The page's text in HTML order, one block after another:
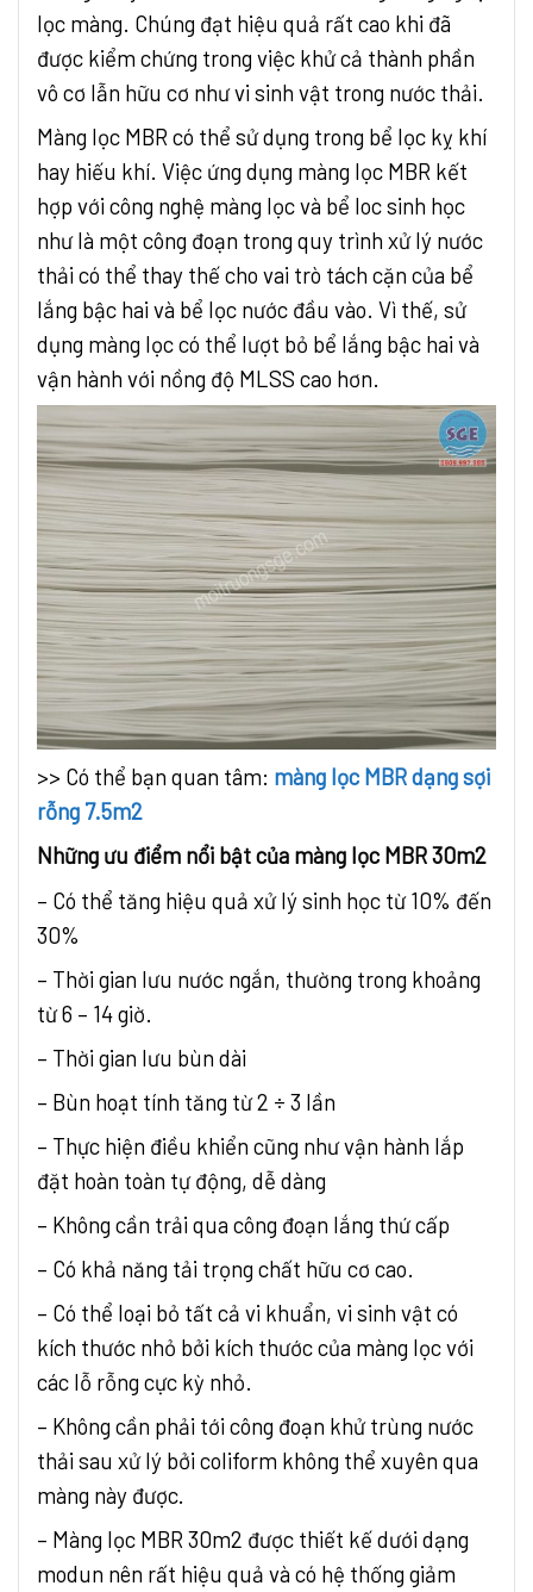
lọc màng. Chúng đạt hiệu quả rất cao khi đã
được kiểm chứng trong việc khử cả thành phần
vô cơ lẫn hữu cơ như vi sinh vật trong nước thải.
Màng lọc MBR có thể sử dụng trong bể lọc kỵ khí
hay hiếu khí. Việc ứng dụng màng lọc MBR kết
hợp với công nghệ màng lọc và bể loc sinh học
như là một công đoạn trong quy trình xử lý nước
thải có thể thay thế cho vai trò tách cặn của bể
lắng bậc hai và bể lọc nước đầu vào. Vì thế, sử
dụng màng lọc có thể lượt bỏ bể lắng bậc hai và
vận hành với nồng độ MLSS cao hơn.
>> Có thể bạn quan tâm: màng lọc MBR dạng sợi
rỗng 7.5m2
Những ưu điểm nổi bật của màng lọc MBR 30m2
– Có thể tăng hiệu quả xử lý sinh học từ 10% đến
30%
– Thời gian lưu nước ngắn, thường trong khoảng
từ 6 – 14 giờ.
– Thời gian lưu bùn dài
– Bùn hoạt tính tăng từ 2 ÷ 3 lần
– Thực hiện điều khiển cũng như vận hành lắp
đặt hoàn toàn tự động, dễ dàng
– Không cần trải qua công đoạn lắng thứ cấp
– Có khả năng tải trọng chất hữu cơ cao.
– Có thể loại bỏ tất cả vi khuẩn, vi sinh vật có
kích thước nhỏ bởi kích thước của màng lọc với
các lỗ rỗng cực kỳ nhỏ.
– Không cần phải tới công đoạn khử trùng nước
thải sau xử lý bởi coliform không thể xuyên qua
màng này được.
– Màng lọc MBR 30m2 được thiết kế dưới dạng
modun nên rất hiệu quả và có hệ thống giảm